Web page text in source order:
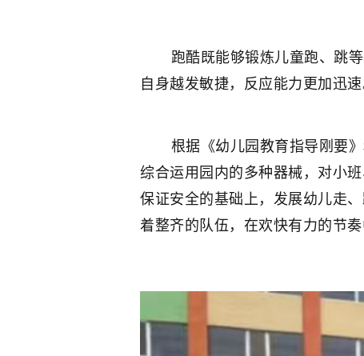
跑酷既能够锻炼儿童跑、跳等
自身越发敏捷，反应能力更加迅速
根据《幼儿园教育指导刚要》
综合运用园内的多种器械，对小
保证安全的基础上，发展幼儿走
着整齐的队伍，在欢快有力的节